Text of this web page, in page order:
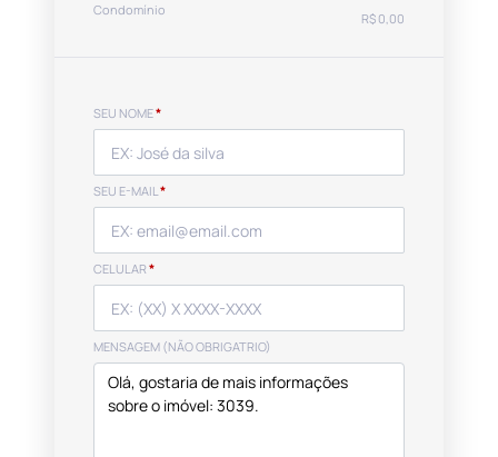
Condomínio
R$ 0,00
SEU NOME*
SEU E-MAIL*
CELULAR *
MENSAGEM (NÃO OBRIGATRIO)